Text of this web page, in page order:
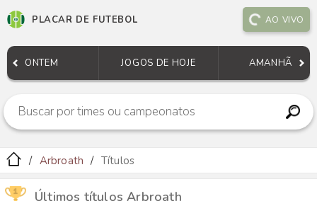
PLACAR DE FUTEBOL AO VIVO
ONTEM JOGOS DE HOJE AMANHÃ
Arbroath Títulos
Últimos títulos Arbroath